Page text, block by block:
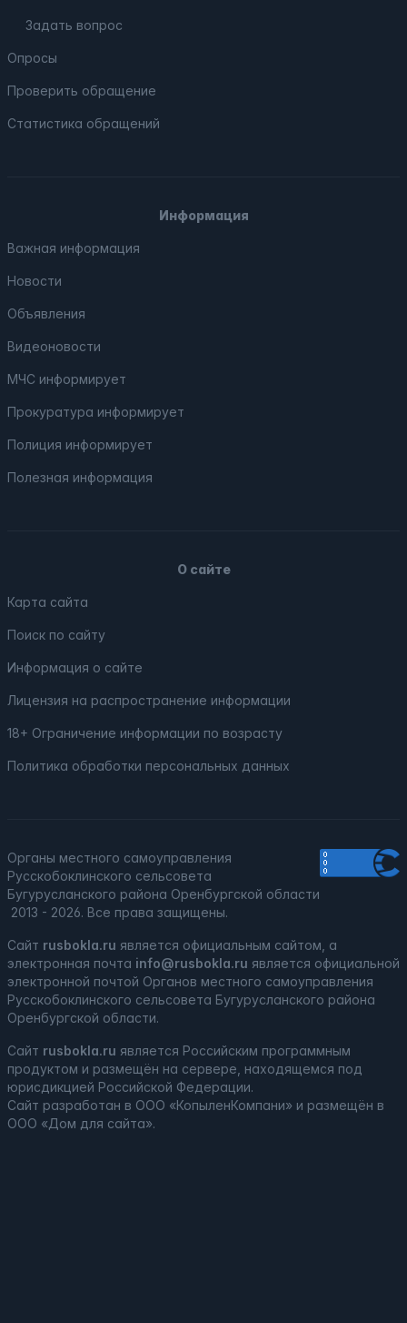
Задать вопрос
Опросы
Проверить обращение
Статистика обращений
Информация
Важная информация
Новости
Объявления
Видеоновости
МЧС информирует
Прокуратура информирует
Полиция информирует
Полезная информация
О сайте
Карта сайта
Поиск по сайту
Информация о сайте
Лицензия на распространение информации
18+ Ограничение информации по возрасту
Политика обработки персональных данных
Органы местного самоуправления
Русскобоклинского сельсовета
Бугурусланского района Оренбургской области
2013 - 2026. Все права защищены.
Сайт rusbokla.ru является официальным сайтом, а
электронная почта info@rusbokla.ru является официальной
электронной почтой Органов местного самоуправления
Русскобоклинского сельсовета Бугурусланского района
Оренбургской области.
Сайт rusbokla.ru является Российским программным
продуктом и размещён на сервере, находящемся под
юрисдикцией Российской Федерации.
Сайт разработан в ООО «КопыленКомпани» и размещён в
ООО «Дом для сайта».